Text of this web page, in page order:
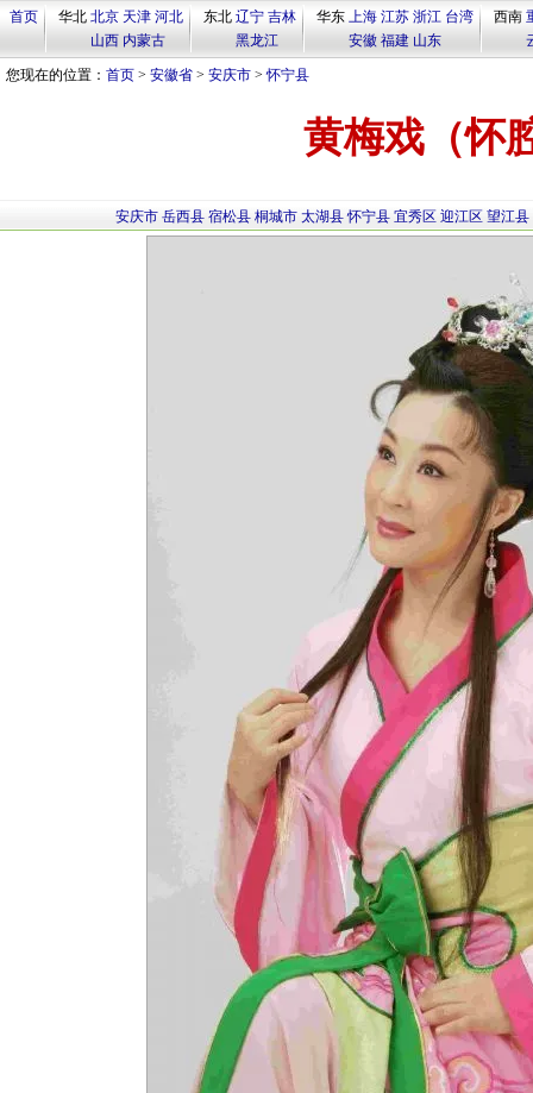
首页 华北 北京 天津 河北
山西 内蒙古
东北 辽宁 吉林
黑龙江
华东 上海 江苏 浙江 台湾
安徽 福建 山东
西南
您现在的位置： 首页 > 安徽省 > 安庆市 >怀宁县
黄梅戏（怀
安庆市 岳西县 宿松县 桐城市 太湖县 怀宁县 宜秀区 迎江区 望江县